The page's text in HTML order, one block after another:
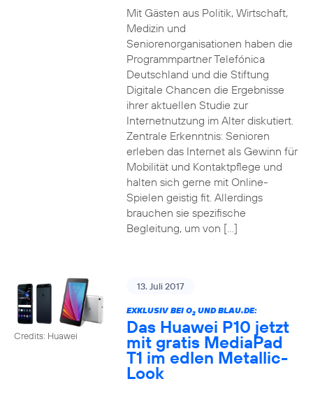
Mit Gästen aus Politik, Wirtschaft,
Medizin und
Seniorenorganisationen haben die
Programmpartner Telefónica
Deutschland und die Stiftung
Digitale Chancen die Ergebnisse
ihrer aktuellen Studie zur
Internetnutzung im Alter diskutiert.
Zentrale Erkenntnis: Senioren
erleben das Internet als Gewinn für
Mobilität und Kontaktpflege und
halten sich gerne mit Online-
Spielen geistig fit. Allerdings
brauchen sie spezifische
Begleitung, um von […]
Credits: Huawei
13. Juli 2017
EXKLUSIV BEI O2UND BLAU.DE:
Das Huawei P10 jetzt
mit gratis MediaPad
T1 im edlen Metallic-
Look